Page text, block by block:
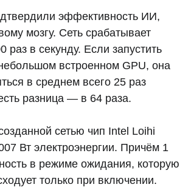
эффективность ИИ,
мозгу. Сеть срабатывает
раз в секунду. Если запустить
встроенном GPU, она
в среднем всего 25 раз
разница — в 64 раза.
сетью чип Intel Loihi
Вт электроэнергии. Причём 1
в режиме ожидания, которую
только при включении.